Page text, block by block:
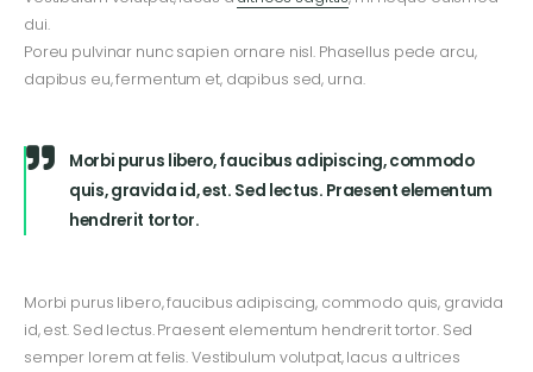
dui.
Poreu pulvinar nunc sapien ornare nisl. Phasellus pede arcu,
dapibus eu, fermentum et, dapibus sed, urna.
Morbi purus libero, faucibus adipiscing, commodo
quis, gravida id, est. Sed lectus. Praesent elementum
hendrerit tortor.
Morbi purus libero, faucibus adipiscing, commodo quis, gravida
id, est. Sed lectus. Praesent elementum hendrerit tortor. Sed
semper lorem at felis. Vestibulum volutpat, lacus a ultrices